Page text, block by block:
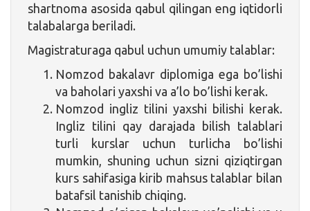
shartnoma asosida qabul qilingan eng iqtidorli
talabalarga beriladi.
Magistraturaga qabul uchun umumiy talablar:
Nomzod bakalavr diplomiga ega bo’lishi
va baholari yaxshi va a’lo bo’lishi kerak.
Nomzod ingliz tilini yaxshi bilishi kerak.
Ingliz tilini qay darajada bilish talablari
turli kurslar uchun turlicha bo’lishi
mumkin, shuning uchun sizni qiziqtirgan
kurs sahifasiga kirib mahsus talablar bilan
batafsil tanishib chiqing.